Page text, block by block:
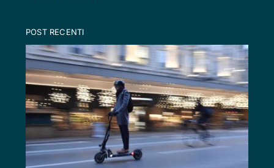
POST RECENTI